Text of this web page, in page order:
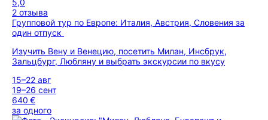
5,0
2 отзыва
Групповой тур по Европе: Италия, Австрия, Словения за
один отпуск
Изучить Вену и Венецию, посетить Милан, Инсбрук,
Зальцбург, Любляну и выбрать экскурсии по вкусу
15–22 авг
19–26 сент
640 €
за одного